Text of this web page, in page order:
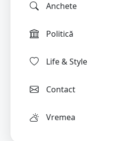
Anchete
Politică
Life & Style
Contact
Vremea